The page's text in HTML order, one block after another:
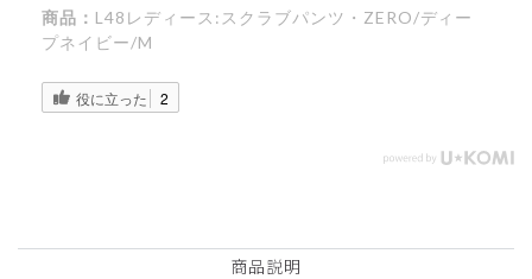
商品： L48レディース:スクラブパンツ・ZERO/ディー
プネイビー/M
役に立った 2
商品説明